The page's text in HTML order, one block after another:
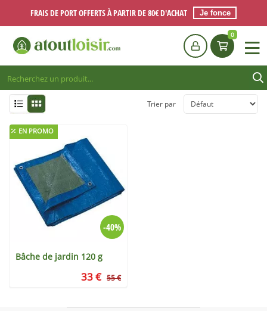
Trier par
-40%
EN PROMO
Bâche de jardin 120 g
33 € 55 €
FRAIS DE PORT OFFERTS À PARTIR DE 80€ D'ACHAT Je fonce
0